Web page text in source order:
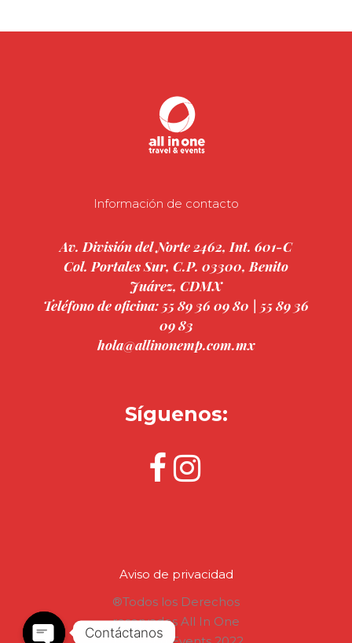
Información de contacto
Av. División del Norte 2462, Int. 601-C
Col. Portales Sur, C.P. 03300, Benito
Juárez, CDMX
Teléfono de oficina: 55 89 36 09 80 | 55 89 36
09 83
hola@allinonemp.com.mx
Síguenos:
Aviso de privacidad
®Todos los Derechos
reservados All In One